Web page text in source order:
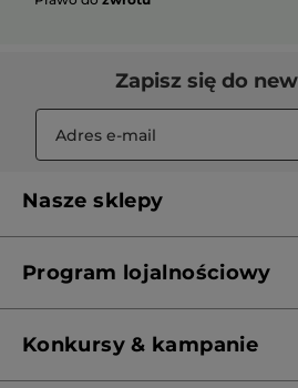
Zapisz się do
Nasze sklepy
Franczyza
Program lojalnościowy
Konkursy & kampanie